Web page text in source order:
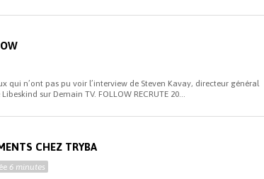
qui n’ont pas pu voir l’interview de Steven Kavay, directeur général
sur Demain TV. FOLLOW RECRUTE 20...
CHEZ TRYBA
6 minutes